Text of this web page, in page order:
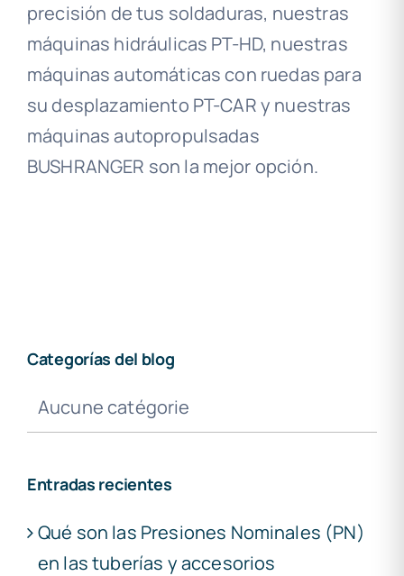
precisión de tus soldaduras, nuestras
máquinas hidráulicas PT-HD, nuestras
máquinas automáticas con ruedas para
su desplazamiento PT-CAR y nuestras
máquinas autopropulsadas
BUSHRANGER son la mejor opción.
Categorías del blog
Aucune catégorie
Entradas recientes
Qué son las Presiones Nominales (PN)
en las tuberías y accesorios